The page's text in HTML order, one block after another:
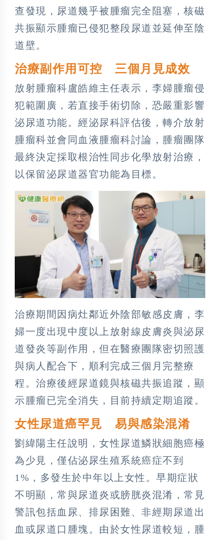
查發現，尿道幾乎被腫瘤完全阻塞，核磁
共振顯示腫瘤已侵犯整段尿道並延伸至陰
道壁。
治療副作用可控 三個月見成效
放射腫瘤科盧皓維主任表示，李婦腫瘤侵
犯範圍廣，若直接手術切除，恐嚴重影響
泌尿道功能。經泌尿科評估後，轉介放射
腫瘤科並會同血液腫瘤科討論，腫瘤團隊
最終決定採取根治性同步化學放射治療，
以保留泌尿道器官功能為目標。
治療期間因病灶鄰近外陰部敏感皮膚，李
婦一度出現中度以上放射線皮膚炎與泌尿
道發炎等副作用，但在醫療團隊密切照護
與病人配合下，順利完成三個月完整療
程。治療後經尿道鏡與核磁共振追蹤，顯
示腫瘤已完全消失，目前持續定期追蹤。
女性尿道癌罕見 易與感染混淆
劉緯陽主任說明，女性尿道鱗狀細胞癌極
為少見，僅佔泌尿生殖系統癌症不到
1%，多發生於中年以上女性。早期症狀
不明顯，常與尿道炎或膀胱炎混淆，常見
警訊包括血尿、排尿困難、非經期尿道出
血或尿道口腫塊。由於女性尿道較短，腫